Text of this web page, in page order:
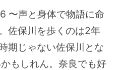
〜声と身体で物語に命
佐保川を歩くのは2年
期じゃない佐保川とな
もしれん。奈良でも好